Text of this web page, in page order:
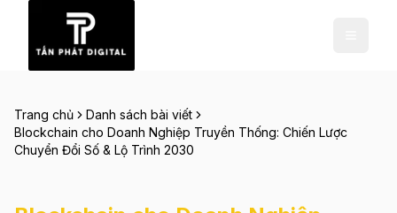
Trang chủ
Danh sách bài viết
Blockchain cho Doanh Nghiệp Truyền Thống: Chiến Lược
Chuyển Đổi Số & Lộ Trình 2030